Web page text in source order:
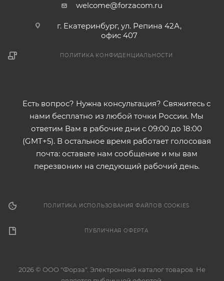
welcome@forzacom.ru
г. Екатеринбург, ул. Репина 42А,
офис 407
ПОЛИТИКА КОНФИДЕНЦИАЛЬНОСТИ
Есть вопрос? Нужна консультация? Свяжитесь с
нами бесплатно из любой точки России. Мы
ответим Вам в рабочие дни с 09:00 до 18:00
(GMT+5). В остальное время работает голосовая
почта: оставьте нам сообщение и мы вам
перезвоним на следующий рабочий день.
ПОЛИТИКА ИСПОЛЬЗОВАНИЯ ФАЙЛОВ COOKIES
ПУБЛИЧНАЯ ОФЕРТА
2026 © ООО "Форза". Электронный каталог товаров. Не